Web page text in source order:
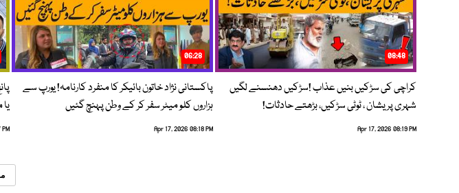
08:48
کراچی کی سڑکیں بنیں عذاب !سڑکیں دھنسنے لگیں
شہری پریشان ، ٹوٹی سڑکیں، بڑھتے حادثات!
Apr 17, 2026 08:19 PM
06:28
پاکستانی نژاد خاتون بائیکر کا منفرد کارنامہ! یورپ سے
ہزاروں کلو میٹر سفر کر کے وطن پہنچ گئیں
Apr 17, 2026 08:18 PM